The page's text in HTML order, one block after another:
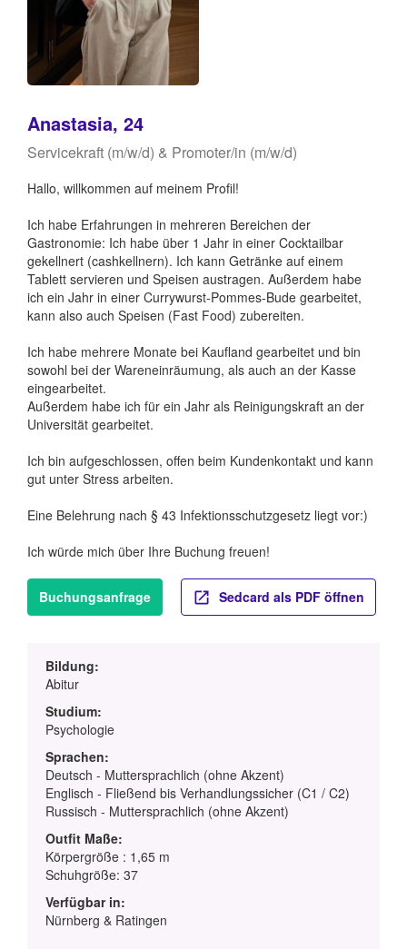
Anastasia, 24
Servicekraft (m/w/d) & Promoter/in (m/w/d)
Hallo, willkommen auf meinem Profil!
Ich habe Erfahrungen in mehreren Bereichen der
Gastronomie: Ich habe über 1 Jahr in einer Cocktailbar
gekellnert (cashkellnern). Ich kann Getränke auf einem
Tablett servieren und Speisen austragen. Außerdem habe
ich ein Jahr in einer Currywurst-Pommes-Bude gearbeitet,
kann also auch Speisen (Fast Food) zubereiten.
Ich habe mehrere Monate bei Kaufland gearbeitet und bin
sowohl bei der Wareneinräumung, als auch an der Kasse
eingearbeitet.
Außerdem habe ich für ein Jahr als Reinigungskraft an der
Universität gearbeitet.
Ich bin aufgeschlossen, offen beim Kundenkontakt und kann
gut unter Stress arbeiten.
Eine Belehrung nach § 43 Infektionsschutzgesetz liegt vor:)
Ich würde mich über Ihre Buchung freuen!
Buchungsanfrage Sedcard als PDF öffnen
Bildung:
Abitur
Studium:
Psychologie
Sprachen:
Deutsch - Muttersprachlich (ohne Akzent)
Englisch - Fließend bis Verhandlungssicher (C1 / C2)
Russisch - Muttersprachlich (ohne Akzent)
Outfit Maße:
Körpergröße : 1,65 m
Schuhgröße: 37
Verfügbar in:
Nürnberg & Ratingen